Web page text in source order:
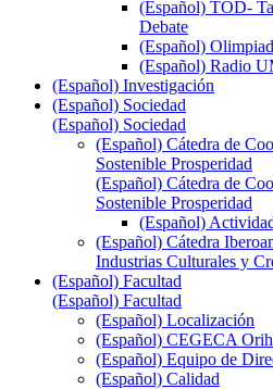
(Español) TOD-
Debate
(Español)
(Español) Radio
(Español) Investigación
(Español) Sociedad
(Español) Sociedad
(Español) Cátedra de
Sostenible Prosperidad
(Español) Cátedra de
Sostenible Prosperidad
(Español)
(Español) Cátedra
Industrias Culturales y
(Español) Facultad
(Español) Facultad
(Español) Localización
(Español) CEGECA
(Español) Equipo de
(Español) Calidad